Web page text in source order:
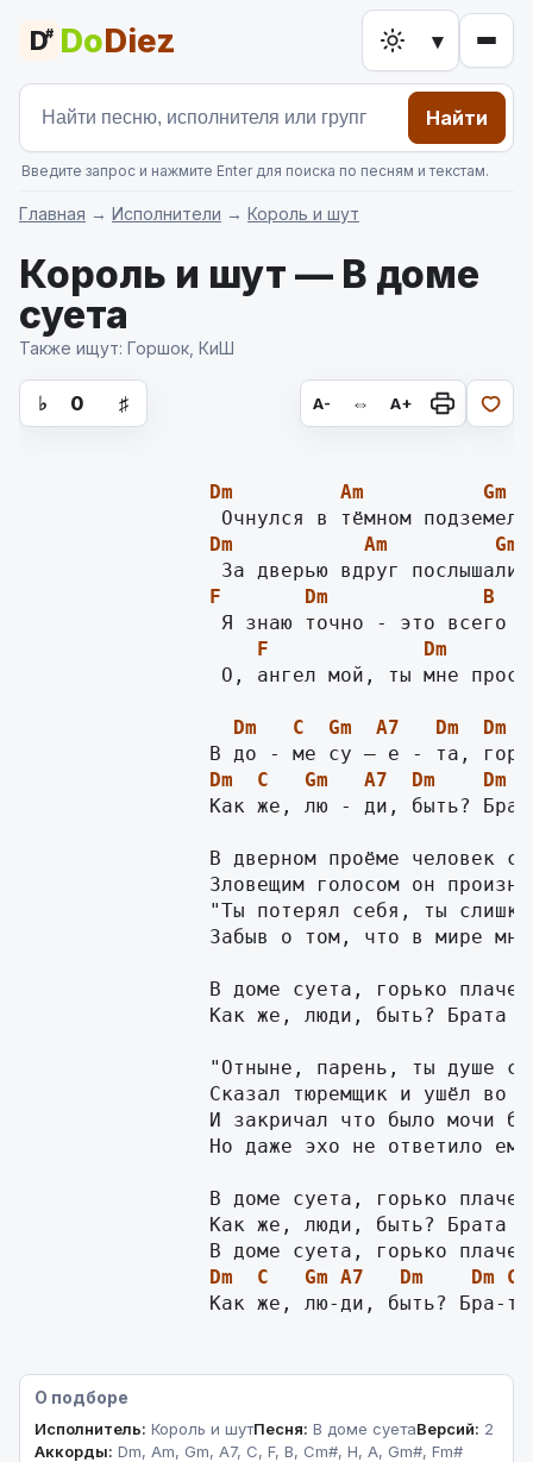
D# DoDiez ▾
Найти
Введите запрос и нажмите Enter для поиска по песням и текстам.
Главная → Исполнители → Король и шут
Король и шут — В доме
суета
аккорды для гитары, текст песни
Также ищут: Горшок, КиШ
♭ 0 ♯ A- ⇔ A+
Dm Am Gm
Dm Am Gm
F Dm B
F Dm
О, ангел мой, ты мне
Dm C Gm A7 Dm Dm
Dm C Gm A7 Dm Dm
Как же, лю - ди, быть?
В дверном проёме человек
Зловещим голосом он
"Ты потерял себя, ты
Забыв о том, что в мире
В доме суета, горько
Как же, люди, быть? Брата
"Отныне, парень, ты душе
Сказал тюремщик и ушёл во
И закричал что было мочи
Но даже эхо не ответило
В доме суета, горько
Как же, люди, быть? Брата
Dm C Gm A7 Dm Dm
C
Как же, лю-ди, быть? Бра-
О подборе
Исполнитель: Король и шутПесня: В доме суетаВерсий: 2
Аккорды: Dm, Am, Gm, A7, C, F, B, Cm#, H, A, Gm#, Fm#